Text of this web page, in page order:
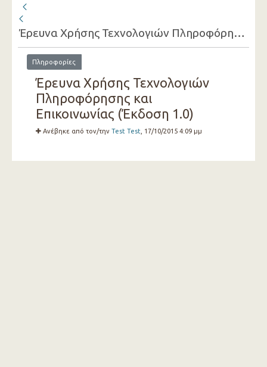
Έρευνα Χρήσης Τεχνολογιών Πληροφόρησης και Επικοινωνίας
Πληροφορίες
Έρευνα Χρήσης Τεχνολογιών
Πληροφόρησης και
Επικοινωνίας (Έκδοση 1.0)
Ανέβηκε από τον/την Test Test , 17/10/2015 4:09 μμ